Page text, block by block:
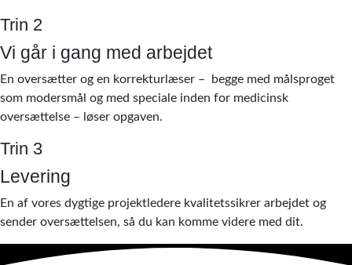
Trin 2
Vi går i gang med arbejdet
En oversætter og en korrekturlæser – begge med målsproget
som modersmål og med speciale inden for medicinsk
oversættelse – løser opgaven.
Trin 3
Levering
En af vores dygtige projektledere kvalitetssikrer arbejdet og
sender oversættelsen, så du kan komme videre med dit.